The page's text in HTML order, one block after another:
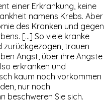
einer Erkrankung, keine
namens Krebs. Aber
des Kranken und gegen
[…] So viele kranke
zurückgezogen, trauen
Angst, über ihre Ängste
erkranken und
kaum noch vorkommen
nur noch
beschweren Sie sich.